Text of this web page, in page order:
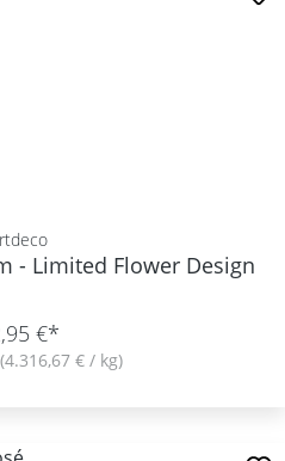
- Limited Flower Design
€*
(4.316,67 € / kg)